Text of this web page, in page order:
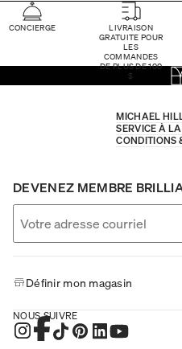
CONCIERGE
LIVRAISON
GRATUITE POUR
LES
COMMANDES
DE PLUS DE 100
$
MICHAEL
SERVICE À
CONDITIONS
DEVENEZ MEMBRE
Définir mon magasin
NOUS SUIVRE